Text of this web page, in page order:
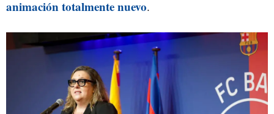
animación totalmente nuevo.